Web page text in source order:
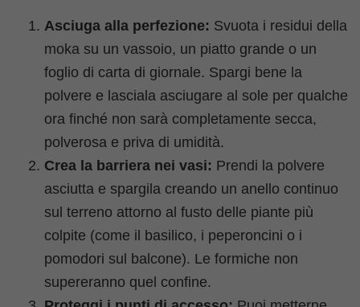
Asciuga alla perfezione: Svuota i residui della
moka su un vassoio, un piatto grande o un
foglio di carta di giornale. Spargi bene la
polvere e lasciala asciugare al sole per qualche
ora finché non sarà completamente secca,
polverosa e priva di umidità.
Crea la barriera nei vasi: Prendi la polvere
asciutta e spargila creando un anello continuo
sul terreno attorno al fusto delle piante più
colpite (come il basilico, i peperoncini o i
pomodori sul balcone). Le formiche non
supereranno quel confine.